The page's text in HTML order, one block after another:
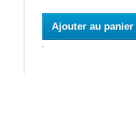
Ajouter au panier